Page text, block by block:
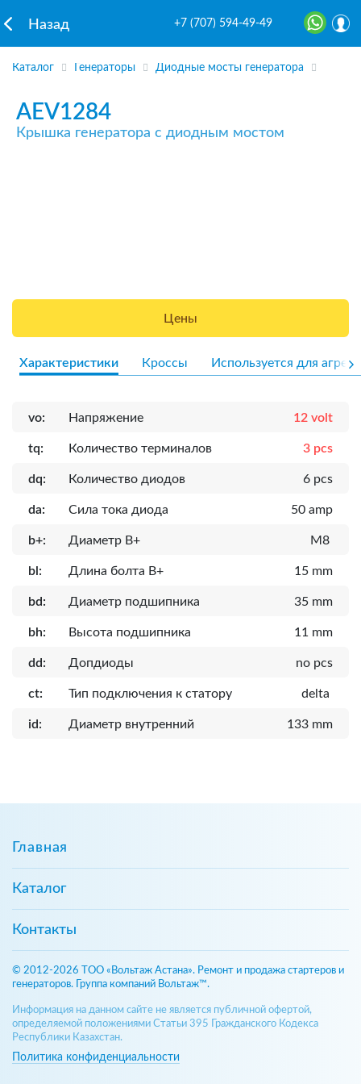
Назад +7 (707) 594-49-49
Каталог Генераторы Диодные мосты генератора
AEV1284
Крышка генератора с диодным мостом
Цены
Характеристики Кроссы Используется для
vo: Напряжение 12 volt
tq: Количество терминалов 3 pcs
dq: Количество диодов 6 pcs
da: Сила тока диода 50 amp
b+: Диаметр B+ M8
bl: Длина болта B+ 15 mm
bd: Диаметр подшипника 35 mm
bh: Высота подшипника 11 mm
dd: Допдиоды no pcs
ct: Тип подключения к статору delta
id: Диаметр внутренний 133 mm
Главная
Каталог
Контакты
© 2012-2026 ТОО «Вольтаж Астана». Ремонт и продажа стартеров и
генераторов. Группа компаний Вольтаж™.
Информация на данном сайте не является публичной офертой,
определяемой положениями Статьи 395 Гражданского Кодекса
Республики Казахстан.
Политика конфиденциальности